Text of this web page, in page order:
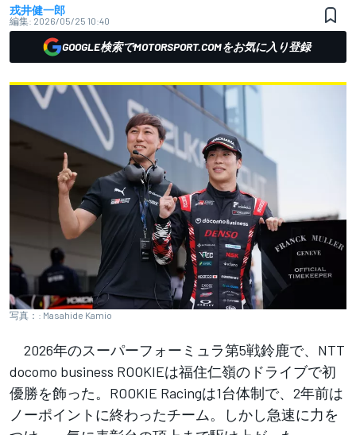
戎井健一郎
編集: 2026/05/25 10:40
GOOGLE検索でMOTORSPORT.COMをお気に入り登録
写真：: Masahide Kamio
2026年のスーパーフォーミュラ第5戦鈴鹿で、NTT
docomo business ROOKIEは福住仁嶺のドライブで初
優勝を飾った。ROOKIE Racingは1台体制で、2年前は
ノーポイントに終わったチーム。しかし急速に力を